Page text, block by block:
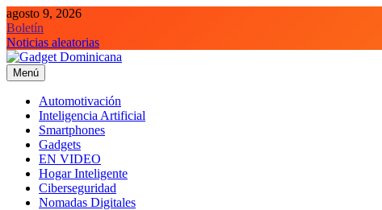
Saltar
al
contenido
agosto 9, 2026
Boletín
Noticias aleatorias
Gadget Dominicana
Gadgets, Autos y Tecnología de consumo
Menú
Automotivación
Inteligencia Artificial
Smartphones
Gadgets
EN VIDEO
Hogar Inteligente
Ciberseguridad
Nomadas Digitales